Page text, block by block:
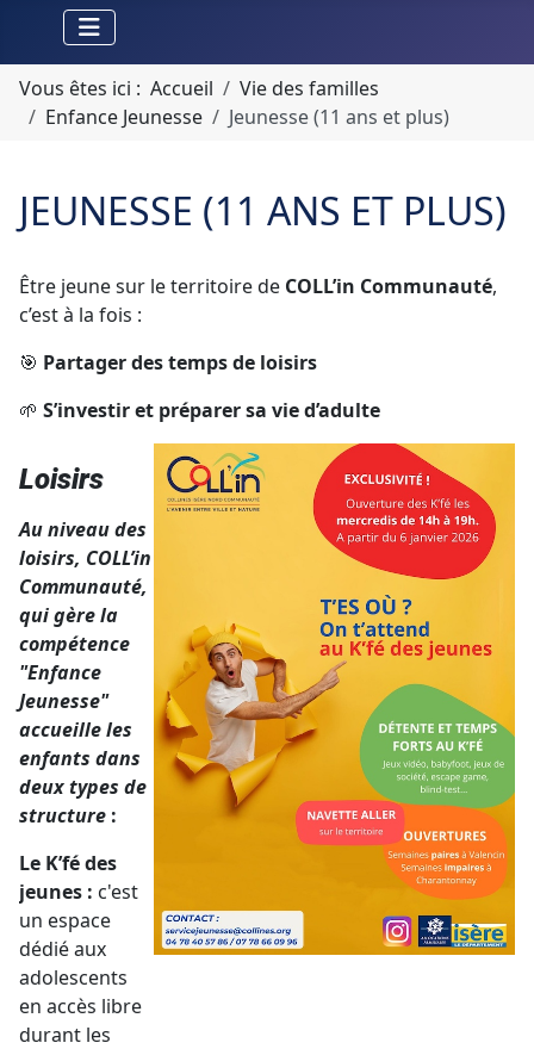
Vous êtes ici : Accueil
Vie des familles
Enfance Jeunesse
Jeunesse (11 ans et plus)
JEUNESSE (11 ANS ET PLUS)
Être jeune sur le territoire de COLL’in Communauté,
c’est à la fois :
🎯 Partager des temps de loisirs
🌱 S’investir et préparer sa vie d’adulte
Loisirs
Au niveau des
loisirs, COLL’in
Communauté,
qui gère la
compétence
"Enfance
Jeunesse"
accueille les
enfants dans
deux types de
structure :
Le K’fé des
jeunes : c'est
un espace
dédié aux
adolescents
en accès libre
durant les